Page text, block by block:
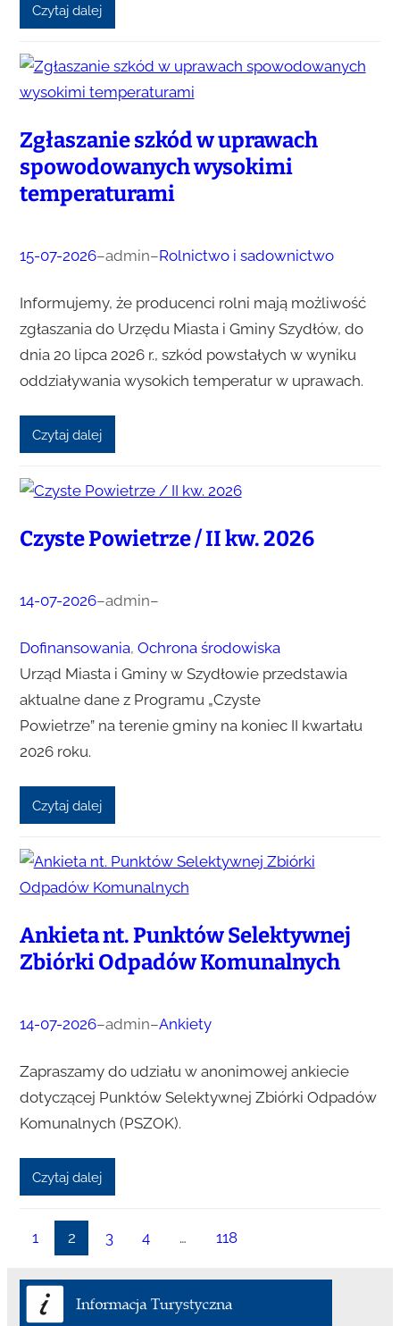
Czytaj dalej
Zgłaszanie szkód w uprawach
spowodowanych wysokimi
temperaturami
15-07-2026–admin–Rolnictwo i sadownictwo
Informujemy, że producenci rolni mają możliwość
zgłaszania do Urzędu Miasta i Gminy Szydłów, do
dnia 20 lipca 2026 r., szkód powstałych w wyniku
oddziaływania wysokich temperatur w uprawach.
Czytaj dalej
Czyste Powietrze / II kw. 2026
14-07-2026–admin–
Dofinansowania, Ochrona środowiska
Urząd Miasta i Gminy w Szydłowie przedstawia
aktualne dane z Programu „Czyste
Powietrze” na terenie gminy na koniec II kwartału
2026 roku.
Czytaj dalej
Ankieta nt. Punktów Selektywnej
Zbiórki Odpadów Komunalnych
14-07-2026–admin–Ankiety
Zapraszamy do udziału w anonimowej ankiecie
dotyczącej Punktów Selektywnej Zbiórki Odpadów
Komunalnych (PSZOK).
Czytaj dalej
1 2 3 4 … 118